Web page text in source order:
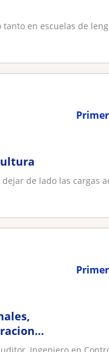
en escuelas de
de lado las cargas